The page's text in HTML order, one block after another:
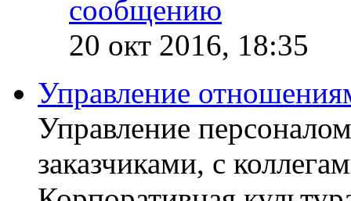
20 окт 2016, 18:35
Управление
Управление
заказчиками, с